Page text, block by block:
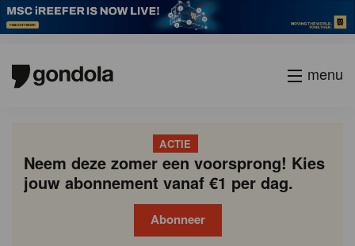
menu
ACTIE
Neem deze zomer een voorsprong! Kies
jouw abonnement vanaf €1 per dag.
Abonneer